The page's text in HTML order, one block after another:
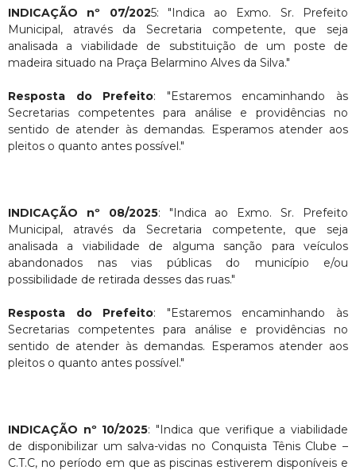
INDICAÇÃO nº 07/2025: "Indica ao Exmo. Sr. Prefeito
Municipal, através da Secretaria competente, que seja
analisada a viabilidade de substituição de um poste de
madeira situado na Praça Belarmino Alves da Silva."
Resposta do Prefeito: "Estaremos encaminhando às
Secretarias competentes para análise e providências no
sentido de atender às demandas. Esperamos atender aos
pleitos o quanto antes possível."
INDICAÇÃO nº 08/2025: "Indica ao Exmo. Sr. Prefeito
Municipal, através da Secretaria competente, que seja
analisada a viabilidade de alguma sanção para veículos
abandonados nas vias públicas do município e/ou
possibilidade de retirada desses das ruas."
Resposta do Prefeito: "Estaremos encaminhando às
Secretarias competentes para análise e providências no
sentido de atender às demandas. Esperamos atender aos
pleitos o quanto antes possível."
INDICAÇÃO nº 10/2025: "Indica que verifique a viabilidade
de disponibilizar um salva-vidas no Conquista Tênis Clube –
C.T.C, no período em que as piscinas estiverem disponíveis e